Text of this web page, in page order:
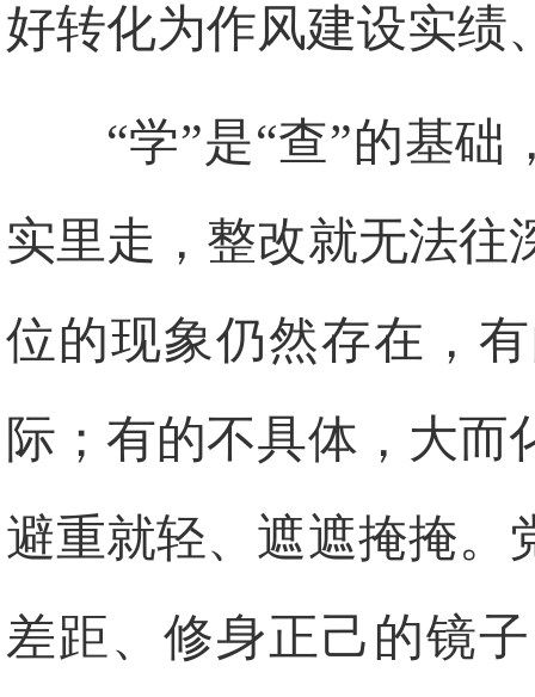
好转化为作风建设实绩
“学”是“查”的基础
实里走，整改就无法往
位的现象仍然存在，
际；有的不具体，大
避重就轻、遮遮掩掩。
差距、修身正己的镜